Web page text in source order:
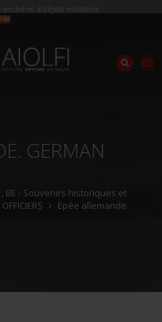
enchères d'objets militaires
GERMAN
BE - Souvenirs historiques et
Epée allemande.